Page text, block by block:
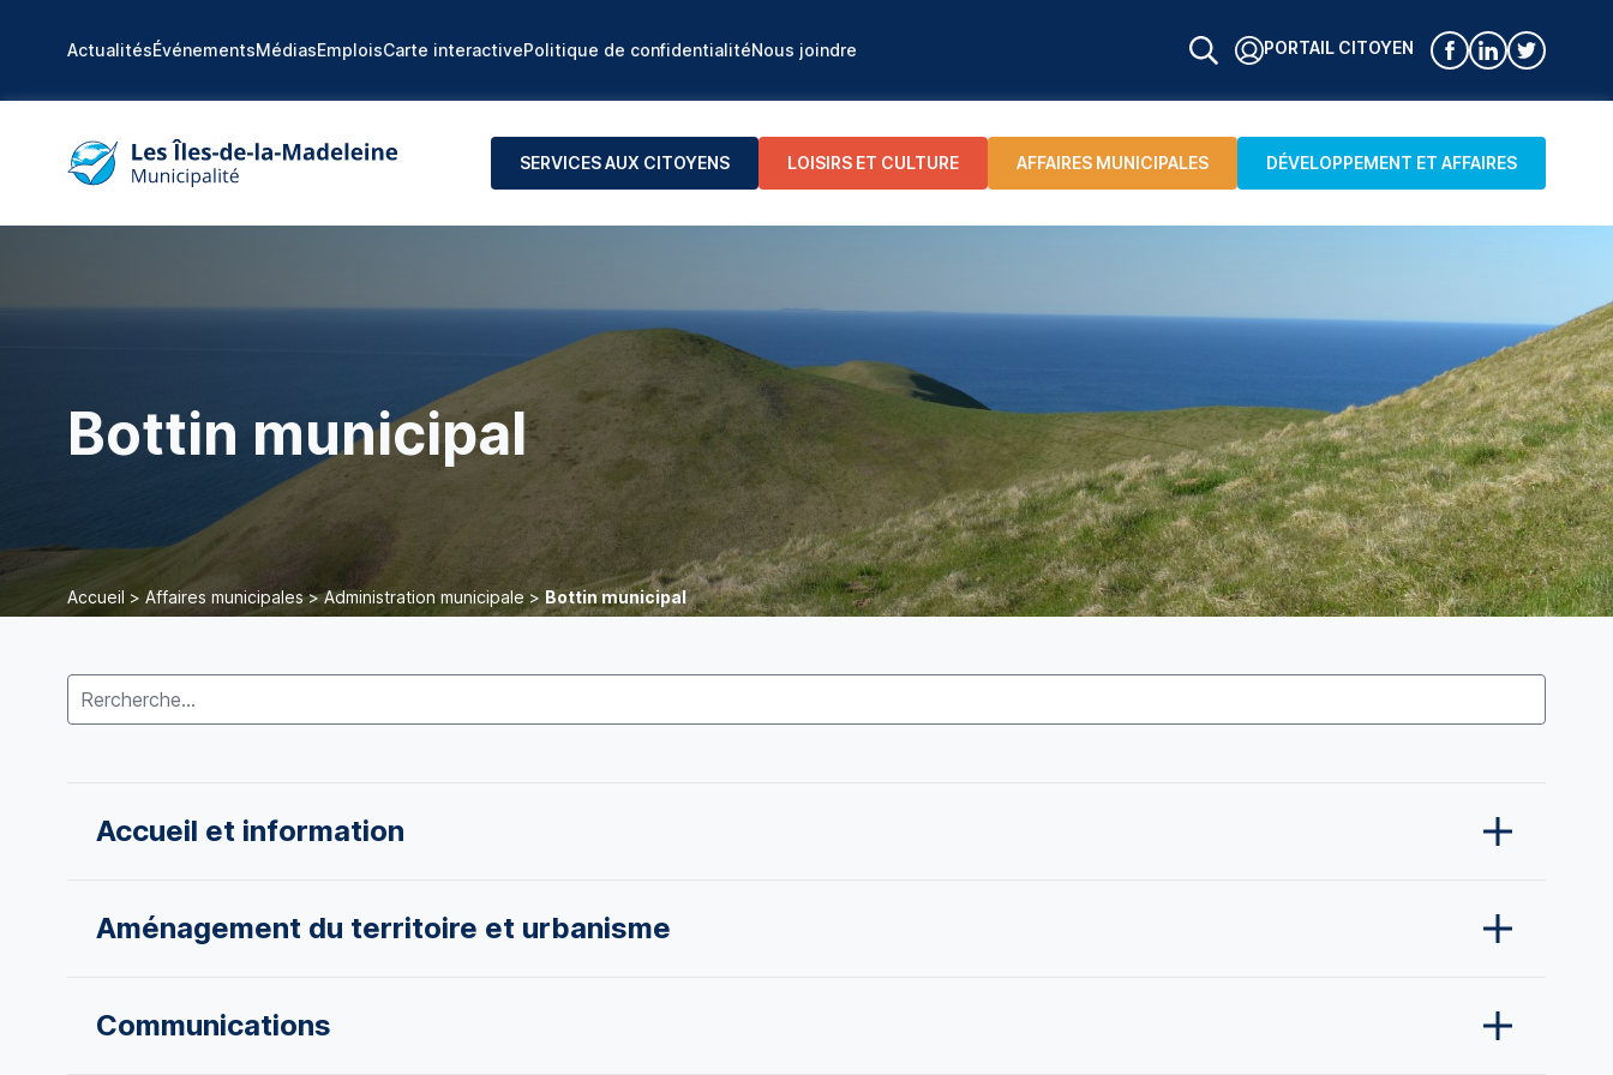
ActualitésÉvénementsMédiasEmploisCarte interactivePolitique de confidentialitéNous joindre PORTAIL CITOYEN
SERVICES AUX CITOYENS LOISIRS ET CULTURE AFFAIRES MUNICIPALES DÉVELOPPEMENT ET AFFAIRES
Bottin municipal
Accueil > Affaires municipales>Administration municipale> Bottin municipal
Accueil et information
Aménagement du territoire et urbanisme
Communications